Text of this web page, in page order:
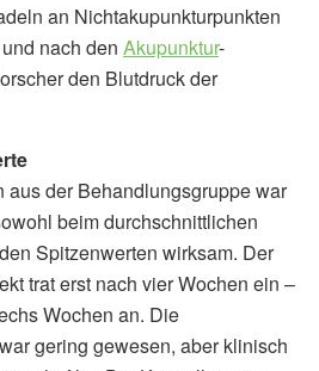
an Nichtakupunkturpunkten
nach den Akupunktur-
den Blutdruck der
aus der Behandlungsgruppe war
beim durchschnittlichen
Spitzenwerten wirksam. Der
trat erst nach vier Wochen ein –
Wochen an. Die
gering gewesen, aber klinisch